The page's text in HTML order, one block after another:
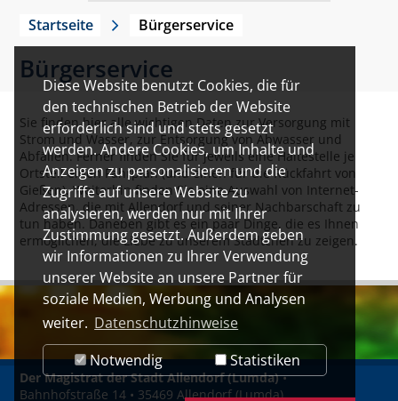
Diese Website benutzt Cookies, die für
den technischen Betrieb der Website
erforderlich sind und stets gesetzt
werden. Andere Cookies, um Inhalte und
Anzeigen zu personalisieren und die
Zugriffe auf unsere Website zu
analysieren, werden nur mit Ihrer
Zustimmung gesetzt. Außerdem geben
wir Informationen zu Ihrer Verwendung
unserer Website an unsere Partner für
soziale Medien, Werbung und Analysen
weiter. Datenschutzhinweise
Notwendig
Statistiken
Startseite Bürgerservice
Bürgerservice
Sie finden hier alle wichtigen Daten zur Versorgung mit
Strom und Wasser, zur Entsorgung von Abwasser und
Abfällen. Ferner finden Sie für jeweils eine Haltestelle je
Ortsteil einen Fahrplan (und einen für die Rückfahrt von
Gießen). Weiterhin finden Sie eine Auswahl von Internet-
Adressen, die mit Allendorf und seiner Nachbarschaft zu
tun haben. Daneben gibt es ein paar Dinge, die es Ihnen
ermöglichen, die Liebe zu unserem Städtchen zu zeigen.
Der Magistrat der Stadt Allendorf (Lumda)•
Bahnhofstraße 14 • 35469 Allendorf (Lumda)